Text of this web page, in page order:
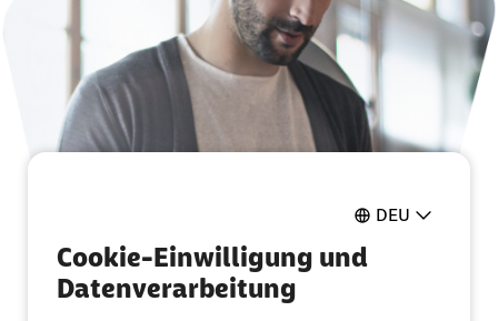
DEU
Cookie-Einwilligung und
Datenverarbeitung